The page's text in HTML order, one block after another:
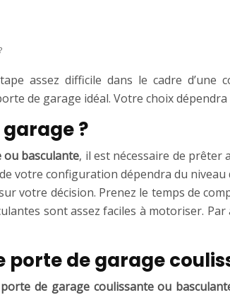
assez difficile dans le cadre
de garage idéal. Votre choix
?
basculante, il est nécessaire de prêter
votre configuration dépendra du
votre décision. Prenez le temps de
sont assez faciles à motoriser.
porte de garage
porte de garage coulissante ou